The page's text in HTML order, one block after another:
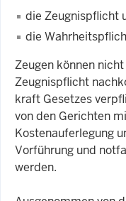
die Zeugnispflicht
die
Zeugen können
Zeugnispflicht
kraft Gesetzes
von den Gerichten
Kostenauferlegung
Vorführung und
werden.